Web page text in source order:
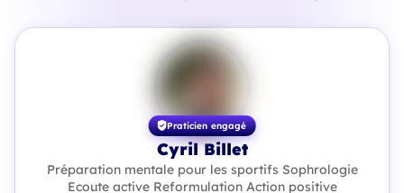
Praticien engagé
Cyril Billet
Préparation mentale pour les sportifs Sophrologie
Ecoute active Reformulation Action positive